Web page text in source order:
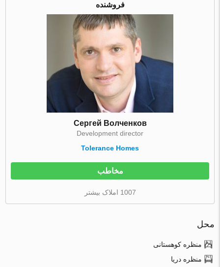
فروشنده
Сергей Волченков
Development director
Tolerance Homes
مخاطب
1007 املاک بیشتر
محل
منظره کوهستانی
منظره دریا